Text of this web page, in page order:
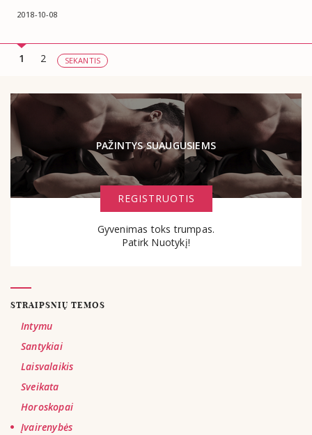
2018-10-08
1 2 SEKANTIS
PAŽINTYS SUAUGUSIEMS
REGISTRUOTIS
Gyvenimas toks trumpas.
Patirk Nuotykį!
STRAIPSNIŲ TEMOS
Intymu
Santykiai
Laisvalaikis
Sveikata
Horoskopai
Įvairenybės